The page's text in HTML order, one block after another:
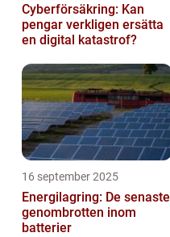
Cyberförsäkring: Kan
pengar verkligen ersätta
en digital katastrof?
16 september 2025
Energilagring: De senaste
genombrotten inom
batterier